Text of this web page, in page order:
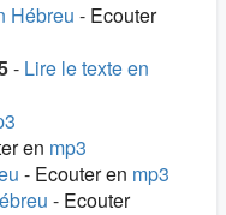
Hébreu - Ecouter
- Lire le texte en
en mp3
- Ecouter en mp3
- Ecouter